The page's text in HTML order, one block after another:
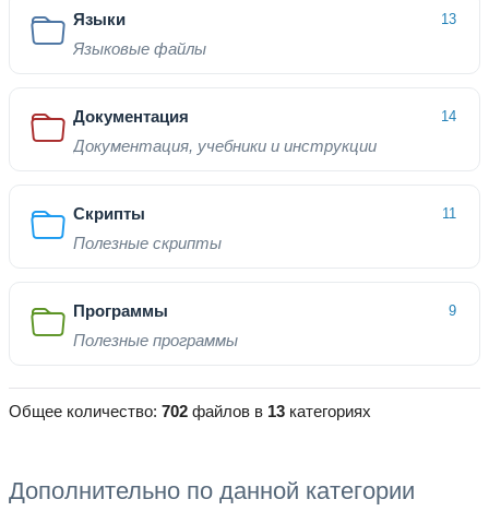
Языки 13
Языковые файлы
Документация 14
Документация, учебники и инструкции
Скрипты 11
Полезные скрипты
Программы 9
Полезные программы
Общее количество: 702 файлов в 13 категориях
Дополнительно по данной категории